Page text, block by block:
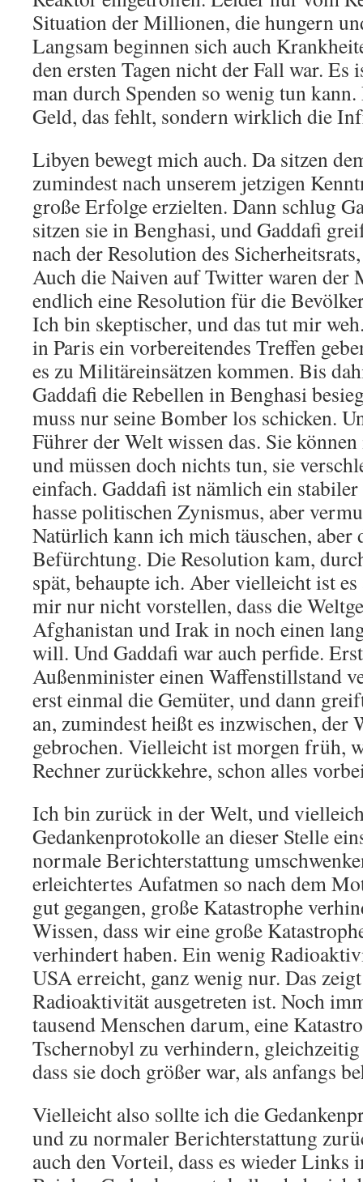
Situation der Millionen, die hungern
Langsam beginnen sich auch
den ersten Tagen nicht der Fall war. Es
man durch Spenden so wenig tun
Geld, das fehlt, sondern wirklich die
Libyen bewegt mich auch. Da sitzen
zumindest nach unserem jetzigen
große Erfolge erzielten. Dann schlug
sitzen sie in Benghasi, und Gaddafi
nach der Resolution des
Auch die Naiven auf Twitter waren der
endlich eine Resolution für die
Ich bin skeptischer, und das tut mir
in Paris ein vorbereitendes Treffen
es zu Militäreinsätzen kommen. Bis
Gaddafi die Rebellen in Benghasi
muss nur seine Bomber los schicken.
Führer der Welt wissen das. Sie
und müssen doch nichts tun, sie
einfach. Gaddafi ist nämlich ein
hasse politischen Zynismus, aber
Natürlich kann ich mich täuschen, aber
Befürchtung. Die Resolution kam,
spät, behaupte ich. Aber vielleicht ist
mir nur nicht vorstellen, dass die
Afghanistan und Irak in noch einen
will. Und Gaddafi war auch perfide.
Außenminister einen Waffenstillstand
erst einmal die Gemüter, und dann
an, zumindest heißt es inzwischen, der
gebrochen. Vielleicht ist morgen früh,
Rechner zurückkehre, schon alles
Ich bin zurück in der Welt, und
Gedankenprotokolle an dieser Stelle
normale Berichterstattung
erleichtertes Aufatmen so nach dem
gut gegangen, große Katastrophe
Wissen, dass wir eine große
verhindert haben. Ein wenig
USA erreicht, ganz wenig nur. Das
Radioaktivität ausgetreten ist. Noch
tausend Menschen darum, eine
Tschernobyl zu verhindern, gleichzeitig
dass sie doch größer war, als anfangs
Vielleicht also sollte ich die
und zu normaler Berichterstattung
auch den Vorteil, dass es wieder Links